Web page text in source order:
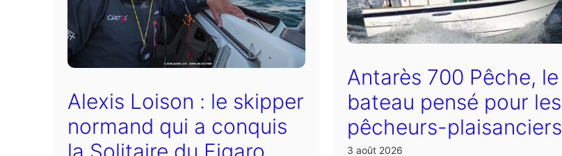
Alexis Loison : le skipper
normand qui a conquis
Antarès 700 Pêche, le
bateau pensé pour les
pêcheurs-plaisanciers
3 août 2026